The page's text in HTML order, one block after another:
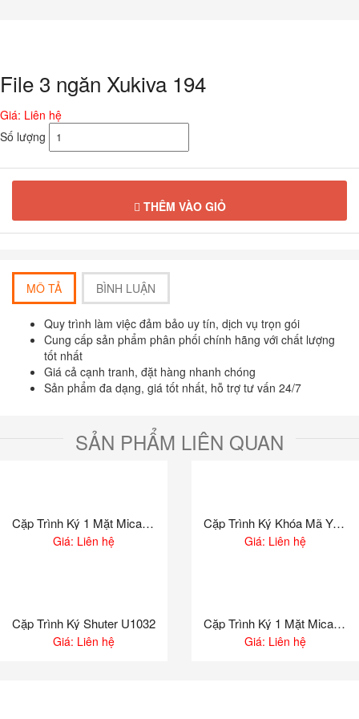
File 3 ngăn Xukiva 194
Giá: Liên hệ
Số lượng
THÊM VÀO GIỎ
MÔ TẢ BÌNH LUẬN
Quy trình làm việc đảm bảo uy tín, dịch vụ trọn gói
Cung cấp sản phẩm phân phối chính hãng với chất lượng
tốt nhất
Giá cả cạnh tranh, đặt hàng nhanh chóng
Sản phẩm đa dạng, giá tốt nhất, hỗ trợ tư vấn 24/7
SẢN PHẨM LIÊN QUAN
Cặp Trình Ký 1 Mặt Mica Xukiva A4 188
Giá: Liên hệ
Cặp Trình Ký Khóa Mã Y-9207
Giá: Liên hệ
Cặp Trình Ký Shuter U1032
Giá: Liên hệ
Cặp Trình Ký 1 Mặt Mica Xukiva A5 189
Giá: Liên hệ